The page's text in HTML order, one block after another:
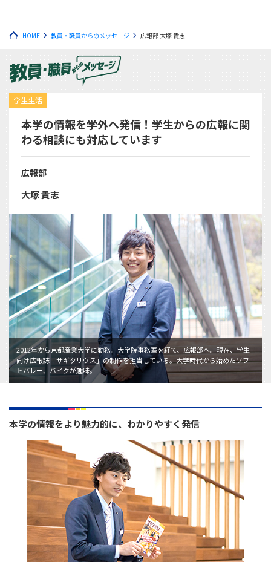
HOME 教員・職員からのメッセージ 広報部 大塚 貴志
学生生活
本学の情報を学外へ発信！学生からの広報に関
わる相談にも対応しています
広報部
大塚 貴志
2012年から京都産業大学に勤務。大学院事務室を経て、広報部へ。現在、学生
向け広報誌「サギタリウス」の制作を担当している。大学時代から始めたソフ
トバレー、バイクが趣味。
本学の情報をより魅力的に、わかりやすく発信